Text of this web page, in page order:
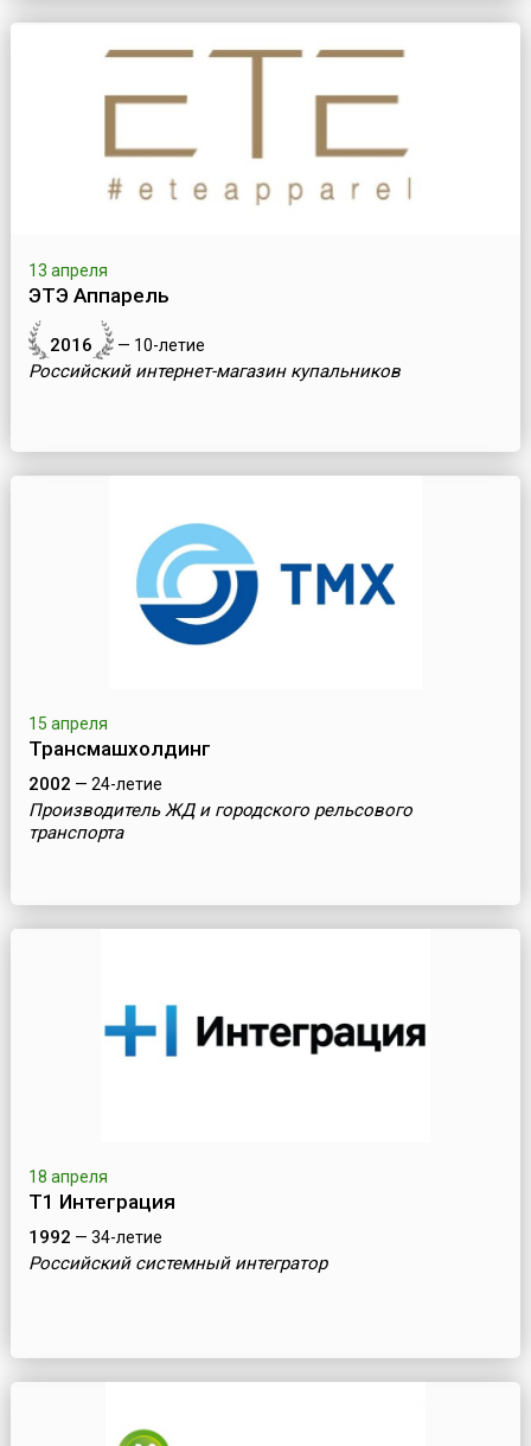
13 апреля
ЭТЭ Аппарель
2016 — 10-летие
Российский интернет-магазин купальников
15 апреля
Трансмашхолдинг
2002 — 24-летие
Производитель ЖД и городского рельсового
транспорта
18 апреля
Т1 Интеграция
1992 — 34-летие
Российский системный интегратор